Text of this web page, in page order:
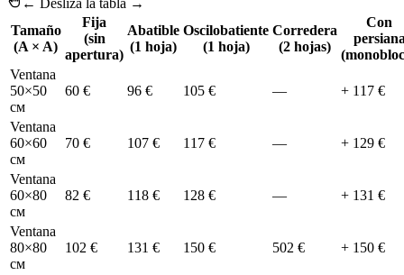
← Desliza la tabla →
Tamaño
(A × A)
Fija
(sin
apertura)
Abatible
(1 hoja)
Oscilobatiente
(1 hoja)
Corredera
(2 hojas)
Con
Ventana
50×50
см
60 € 96 € 105 € — + 117 €
Ventana
60×60
см
70 € 107 € 117 € — + 129 €
Ventana
60×80
см
82 € 118 € 128 € — + 131 €
Ventana
80×80
см
102 € 131 € 150 € 502 € + 150 €